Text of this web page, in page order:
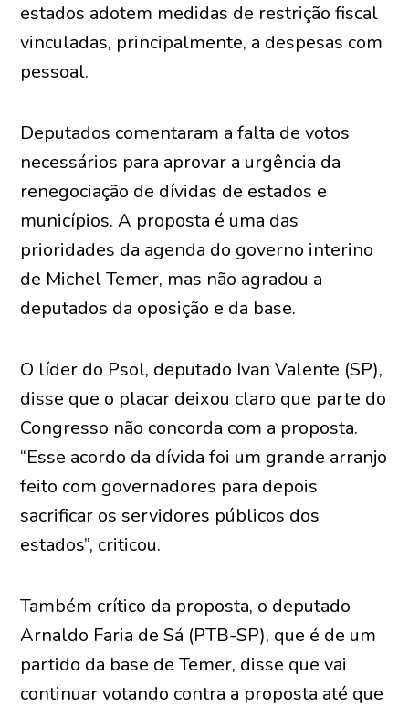
estados adotem medidas de restrição fiscal
vinculadas, principalmente, a despesas com
pessoal.
Deputados comentaram a falta de votos
necessários para aprovar a urgência da
renegociação de dívidas de estados e
municípios. A proposta é uma das
prioridades da agenda do governo interino
de Michel Temer, mas não agradou a
deputados da oposição e da base.
O líder do Psol, deputado Ivan Valente (SP),
disse que o placar deixou claro que parte do
Congresso não concorda com a proposta.
“Esse acordo da dívida foi um grande arranjo
feito com governadores para depois
sacrificar os servidores públicos dos
estados”, criticou.
Também crítico da proposta, o deputado
Arnaldo Faria de Sá (PTB-SP), que é de um
partido da base de Temer, disse que vai
continuar votando contra a proposta até que